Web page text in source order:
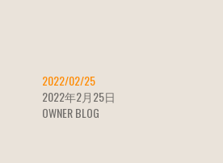
2022/02/25
2022年2月25日
OWNER BLOG